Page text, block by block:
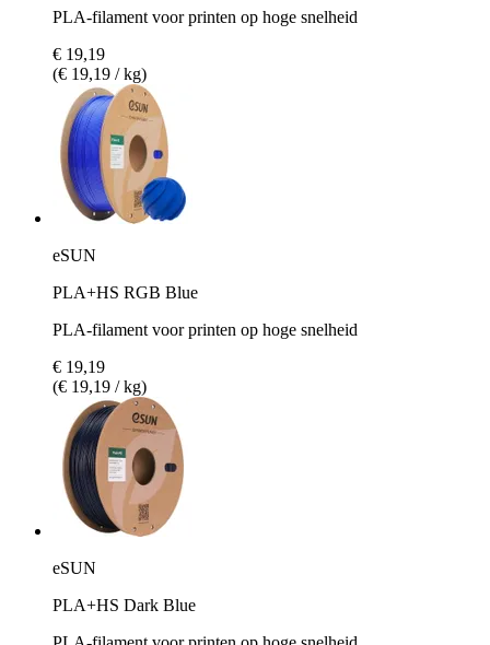
PLA-filament voor printen op hoge snelheid
€ 19,19
(€ 19,19 / kg)
eSUN
PLA+HS RGB Blue
PLA-filament voor printen op hoge snelheid
€ 19,19
(€ 19,19 / kg)
eSUN
PLA+HS Dark Blue